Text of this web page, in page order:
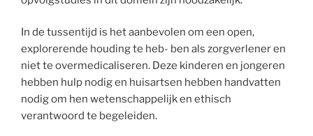
In de tussentijd is het aanbevolen om een open,
explorerende houding te heb- ben als zorgverlener en
niet te overmedicaliseren. Deze kinderen en jongeren
hebben hulp nodig en huisartsen hebben handvatten
nodig om hen wetenschappelijk en ethisch
verantwoord te begeleiden.